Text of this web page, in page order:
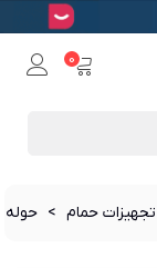
0
تجهیزات حمام >